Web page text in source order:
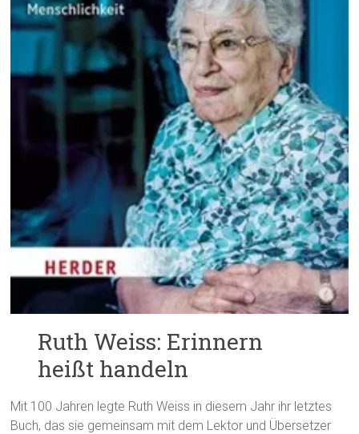
Ruth Weiss: Erinnern
heißt handeln
Mit 100 Jahren legte Ruth Weiss in diesem Jahr ihr letztes
Buch, das sie gemeinsam mit dem Lektor und Übersetzer